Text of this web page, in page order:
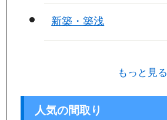
新築・築浅
もっと見る
人気の間取り